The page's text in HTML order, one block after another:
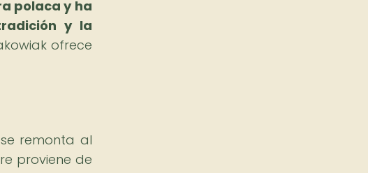
polaca y ha
y la
ofrece
remonta al
proviene de